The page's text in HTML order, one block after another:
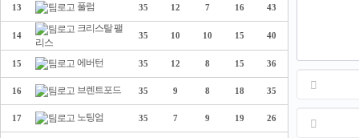
13 풀럼 35 12 7 16 43
14
크리스탈 팰
리스
35 10 10 15 40
15 에버턴 35 12 8 15 36
16 브렌트포드 35 9 8 18 35
17 노팅엄 35 7 9 19 26